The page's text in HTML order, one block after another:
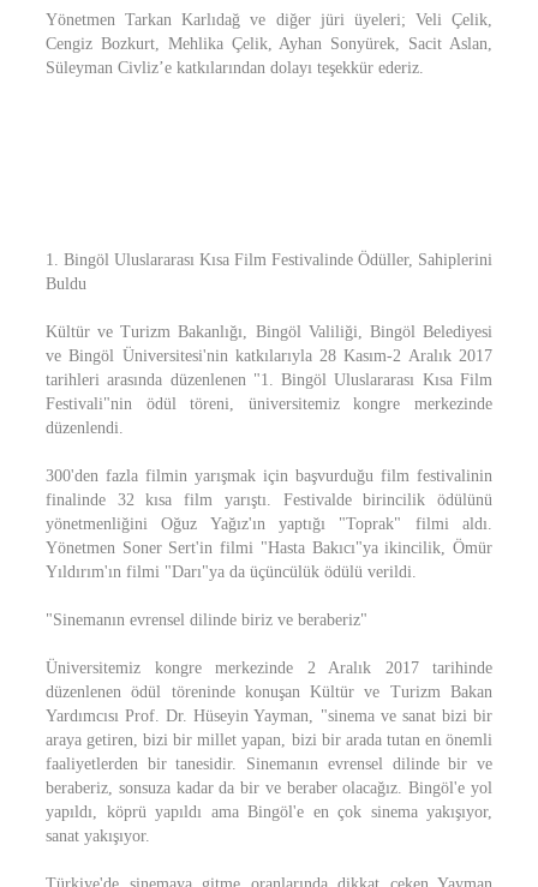
Yönetmen Tarkan Karlıdağ ve diğer jüri üyeleri; Veli Çelik,
Cengiz Bozkurt, Mehlika Çelik, Ayhan Sonyürek, Sacit Aslan,
Süleyman Civliz’e katkılarından dolayı teşekkür ederiz.
1. Bingöl Uluslararası Kısa Film Festivalinde Ödüller, Sahiplerini
Buldu
Kültür ve Turizm Bakanlığı, Bingöl Valiliği, Bingöl Belediyesi
ve Bingöl Üniversitesi'nin katkılarıyla 28 Kasım-2 Aralık 2017
tarihleri arasında düzenlenen "1. Bingöl Uluslararası Kısa Film
Festivali"nin ödül töreni, üniversitemiz kongre merkezinde
düzenlendi.
300'den fazla filmin yarışmak için başvurduğu film festivalinin
finalinde 32 kısa film yarıştı. Festivalde birincilik ödülünü
yönetmenliğini Oğuz Yağız'ın yaptığı "Toprak" filmi aldı.
Yönetmen Soner Sert'in filmi "Hasta Bakıcı"ya ikincilik, Ömür
Yıldırım'ın filmi "Darı"ya da üçüncülük ödülü verildi.
"Sinemanın evrensel dilinde biriz ve beraberiz"
Üniversitemiz kongre merkezinde 2 Aralık 2017 tarihinde
düzenlenen ödül töreninde konuşan Kültür ve Turizm Bakan
Yardımcısı Prof. Dr. Hüseyin Yayman, "sinema ve sanat bizi bir
araya getiren, bizi bir millet yapan, bizi bir arada tutan en önemli
faaliyetlerden bir tanesidir. Sinemanın evrensel dilinde bir ve
beraberiz, sonsuza kadar da bir ve beraber olacağız. Bingöl'e yol
yapıldı, köprü yapıldı ama Bingöl'e en çok sinema yakışıyor,
sanat yakışıyor.